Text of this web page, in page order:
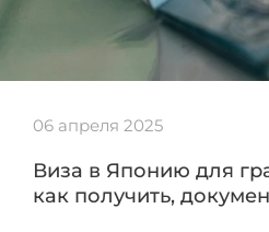
06 апреля 2025
Виза в Японию для
как получить,